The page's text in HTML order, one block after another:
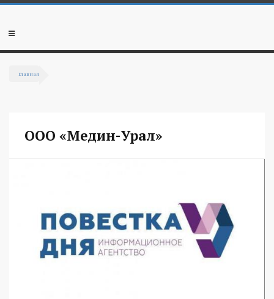
Перейти к основному содержанию
Мобильное
Главная
ООО «Медин-Урал»